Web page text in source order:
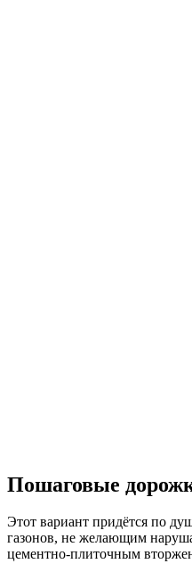
Пошаговые
Этот вариант придётся по
газонов, не желающим
цементно-плиточным